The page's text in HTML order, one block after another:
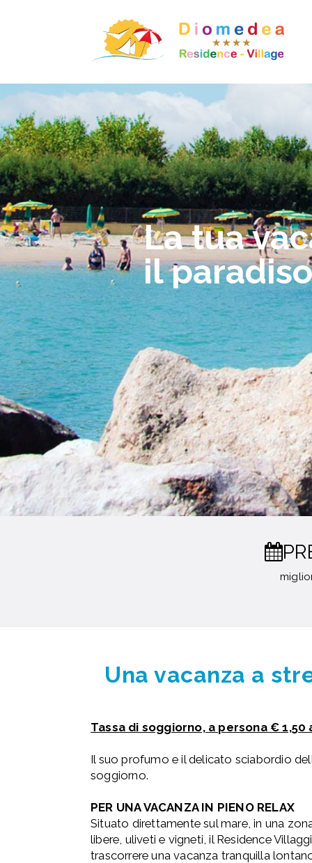
La tua
il
Una vacanza a
Tassa di soggiorno, a persona €
Il suo profumo e il delicato sciabordio
soggiorno.
PER UNA VACANZA IN PIENO RELAX
Situato direttamente sul mare, in una
libere, uliveti e vigneti, il Residence
trascorrere una vacanza tranquilla